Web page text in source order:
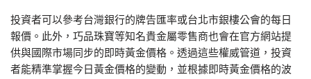
投資者可以參考台灣銀行的牌告匯率或台北市銀樓公會的每日
報價。此外，巧品珠寶等知名貴金屬零售商也會在官方網站提
供與國際市場同步的即時黃金價格。透過這些權威管道，投資
者能精準掌握今日黃金價格的變動，並根據即時黃金價格的波